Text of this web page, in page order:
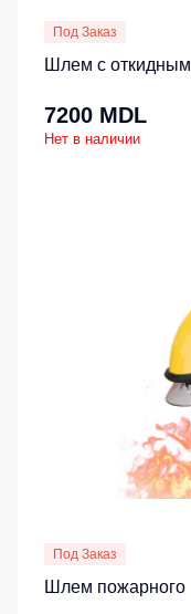
Под Заказ
Шлем с
7200 MDL
Нет в наличии
Под Заказ
Шлем пожарного